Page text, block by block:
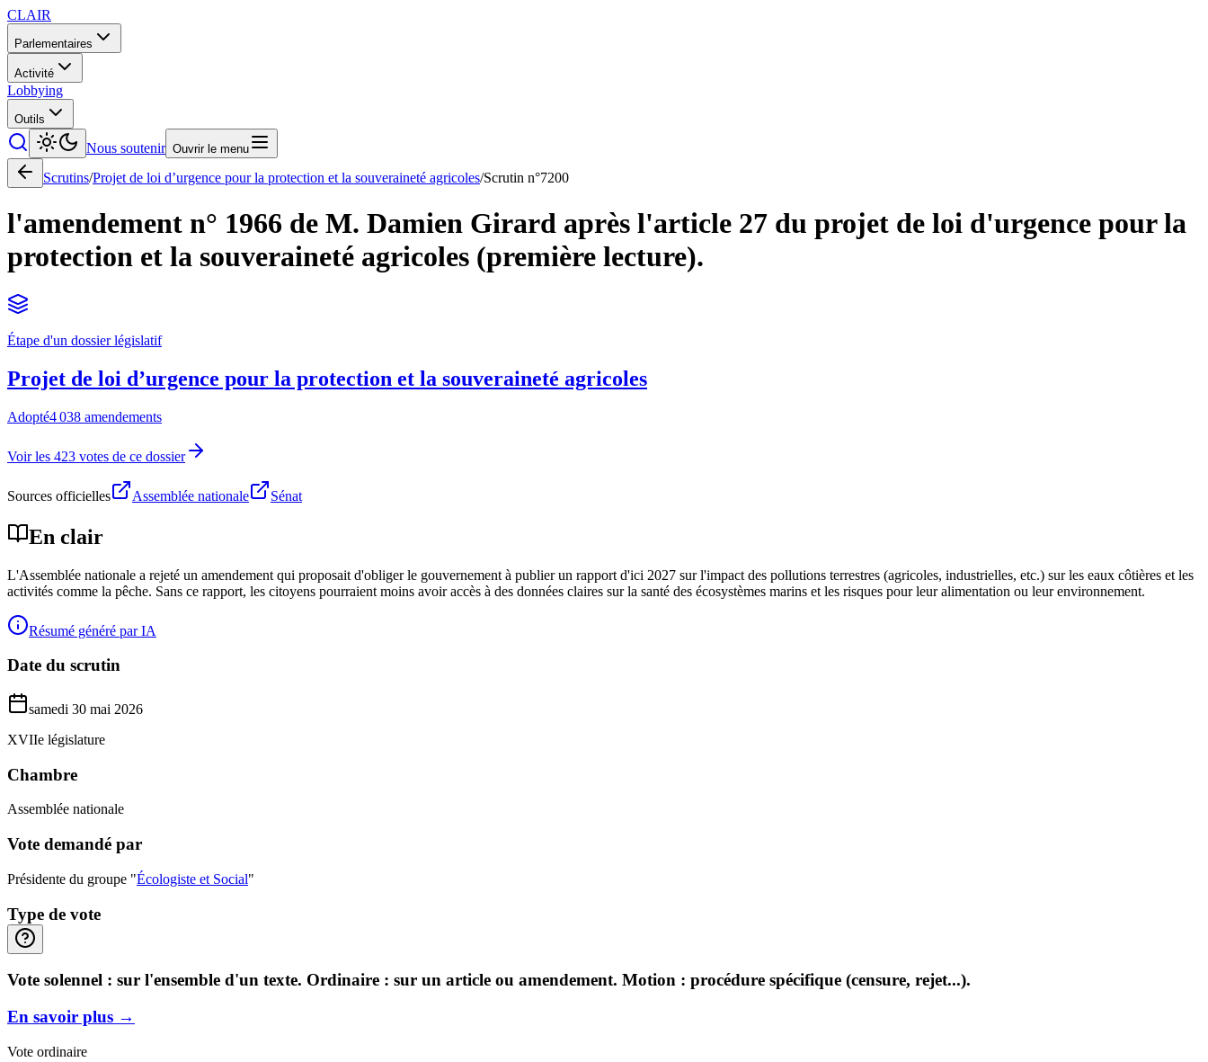
CLAIR
Parlementaires
Activité
Lobbying
Outils
Nous soutenir Ouvrir le menu
Scrutins/Projet de loi d’urgence pour la protection et la souveraineté agricoles/Scrutin n°7200
l'amendement n° 1966 de M. Damien Girard après l'article 27 du projet de loi d'urgence pour la
protection et la souveraineté agricoles (première lecture).
Étape d'un dossier législatif
Projet de loi d’urgence pour la protection et la souveraineté agricoles
Adopté4 038 amendements
Voir les 423 votes de ce dossier
Sources officielles Assemblée nationale Sénat
En clair
L'Assemblée nationale a rejeté un amendement qui proposait d'obliger le gouvernement à publier un rapport d'ici 2027 sur l'impact des pollutions terrestres (agricoles, industrielles, etc.) sur les eaux côtières et les
activités comme la pêche. Sans ce rapport, les citoyens pourraient moins avoir accès à des données claires sur la santé des écosystèmes marins et les risques pour leur alimentation ou leur environnement.
Résumé généré par IA
Date du scrutin
samedi 30 mai 2026
XVIIe législature
Chambre
Assemblée nationale
Vote demandé par
Présidente du groupe "Écologiste et Social"
Type de vote
Vote solennel : sur l'ensemble d'un texte. Ordinaire : sur un article ou amendement. Motion : procédure spécifique (censure, rejet...).
En savoir plus →
Vote ordinaire